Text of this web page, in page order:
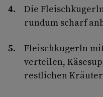
Die
rundum scharf
Fleischkugerln
verteilen,
restlichen